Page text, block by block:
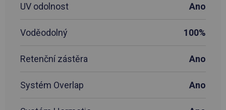
UV odolnost Ano
Voděodolný 100%
Retenční zástěra Ano
Systém Overlap Ano